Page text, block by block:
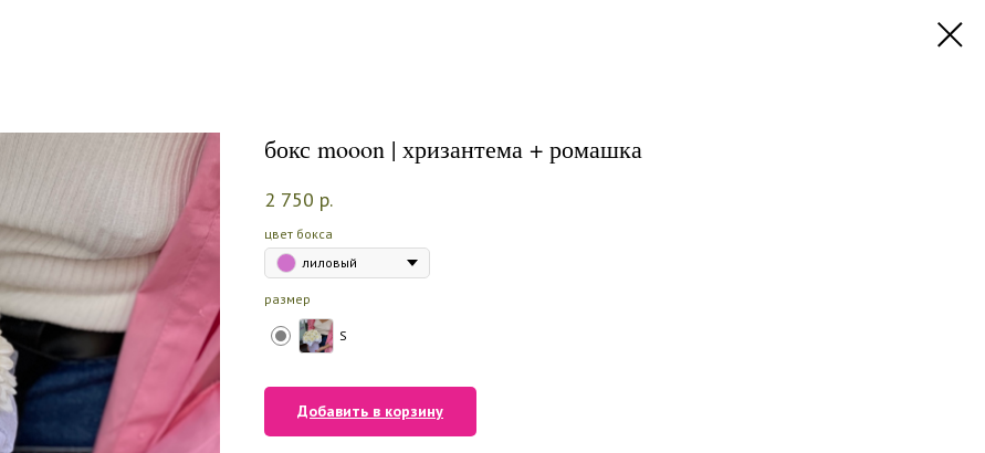
бокс mooon | хризантема + ромашка
2 750 р.
цвет бокса
лиловый
размер
S
Добавить в корзину